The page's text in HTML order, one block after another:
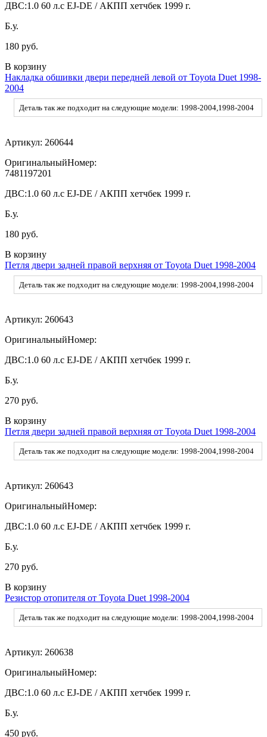
ДВС:1.0 60 л.с EJ-DE / АКПП хетчбек 1999 г.
Б.у.
180 руб.
В корзину
Накладка обшивки двери передней левой от Toyota Duet 1998-
2004
Деталь так же подходит на следующие модели: 1998-2004,1998-2004
Артикул: 260644
ОригинальныйНомер:
7481197201
ДВС:1.0 60 л.с EJ-DE / АКПП хетчбек 1999 г.
Б.у.
180 руб.
В корзину
Петля двери задней правой верхняя от Toyota Duet 1998-2004
Деталь так же подходит на следующие модели: 1998-2004,1998-2004
Артикул: 260643
ОригинальныйНомер:
ДВС:1.0 60 л.с EJ-DE / АКПП хетчбек 1999 г.
Б.у.
270 руб.
В корзину
Петля двери задней правой верхняя от Toyota Duet 1998-2004
Деталь так же подходит на следующие модели: 1998-2004,1998-2004
Артикул: 260643
ОригинальныйНомер:
ДВС:1.0 60 л.с EJ-DE / АКПП хетчбек 1999 г.
Б.у.
270 руб.
В корзину
Резистор отопителя от Toyota Duet 1998-2004
Деталь так же подходит на следующие модели: 1998-2004,1998-2004
Артикул: 260638
ОригинальныйНомер:
ДВС:1.0 60 л.с EJ-DE / АКПП хетчбек 1999 г.
Б.у.
450 руб.